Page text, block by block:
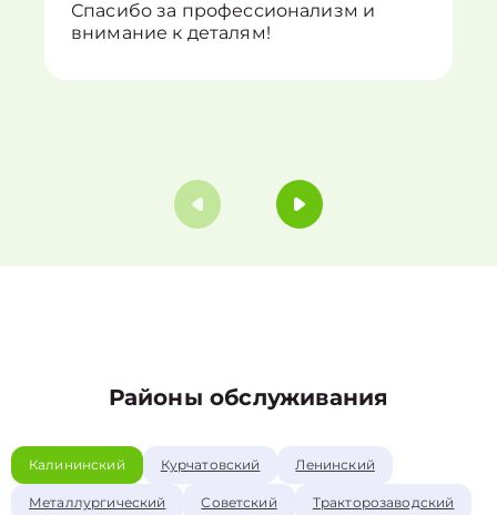
Спасибо за профессионализм и
внимание к деталям!
Районы обслуживания
Калининский Курчатовский Ленинский
Металлургический Советский Тракторозаводский